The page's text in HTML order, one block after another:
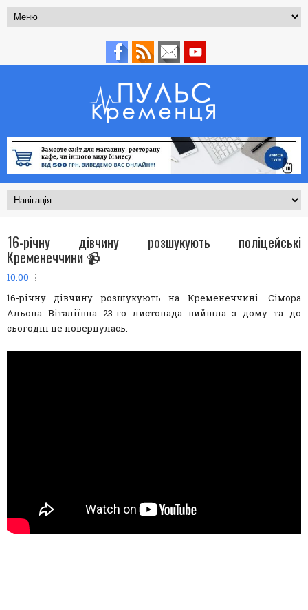
16-річну дівчину розшукують поліцейські
Кременеччини 📹
10:00
16-річну дівчину розшукують на Кременеччині. Сімора
Альона Віталіївна 23-го листопада вийшла з дому та до
сьогодні не повернулась.